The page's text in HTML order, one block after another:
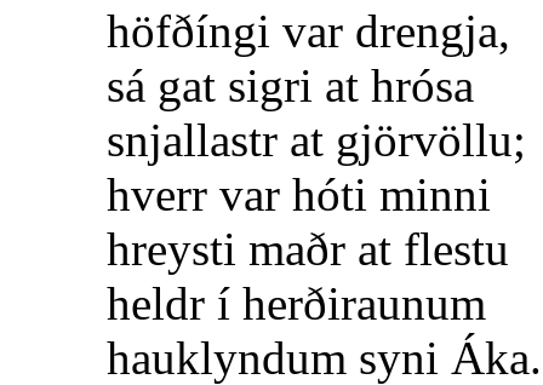
höfðíngi var drengja,
sá gat sigri at hrósa
snjallastr at gjörvöllu;
hverr var hóti minni
hreysti maðr at flestu
heldr í herðiraunum
hauklyndum syni Áka.